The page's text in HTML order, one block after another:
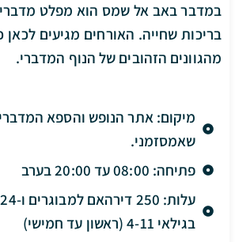
במדבר באב אל שמס הוא מפלט
בריכות שחייה. האורחים מגיעים לכאן
מהגוונים הזהובים של הנוף המדברי.
מיקום: אתר הנופש והספא
שאמסזמני.
פתיחה: 08:00 עד 20:00 בערב
בגילאי 4-11 (ראשון עד חמישי)